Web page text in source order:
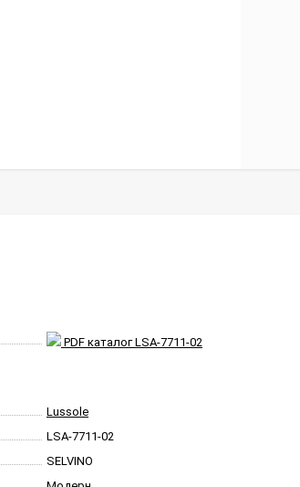
PDF каталог LSA-7711-02
Lussole
LSA-7711-02
SELVINO